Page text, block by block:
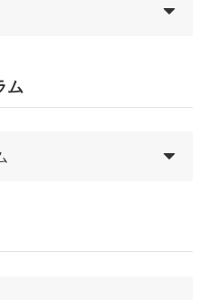
ム